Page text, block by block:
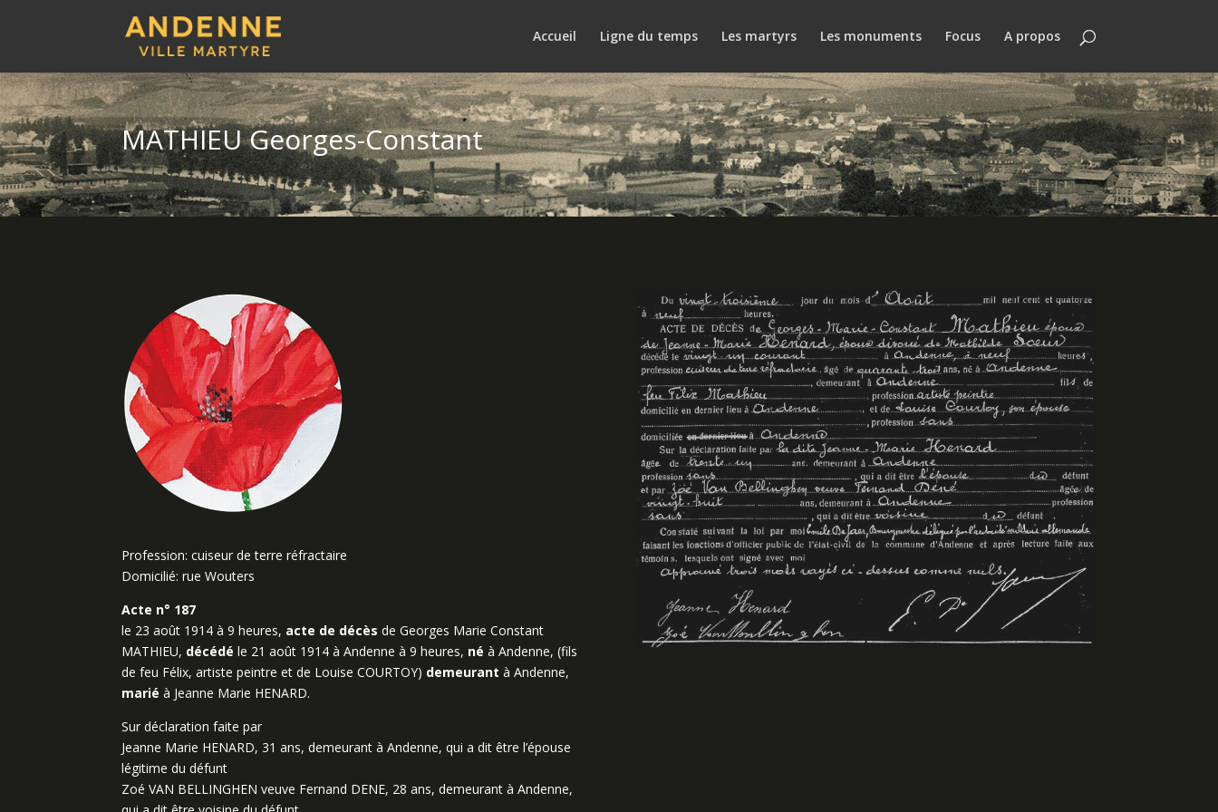
Accueil Ligne du temps Les martyrs Les monuments Focus A propos
MATHIEU Georges-Constant
Profession: cuiseur de terre réfractaire
Domicilié: rue Wouters
Acte n° 187
le 23 août 1914 à 9 heures, acte de décès de Georges Marie Constant
MATHIEU, décédé le 21 août 1914 à Andenne à 9 heures, né à Andenne, (fils
de feu Félix, artiste peintre et de Louise COURTOY) demeurant à Andenne,
mariéà Jeanne Marie HENARD.
Sur déclaration faite par
Jeanne Marie HENARD, 31 ans, demeurant à Andenne, qui a dit être l’épouse
légitime du défunt
Zoé VAN BELLINGHEN veuve Fernand DENE, 28 ans, demeurant à Andenne,